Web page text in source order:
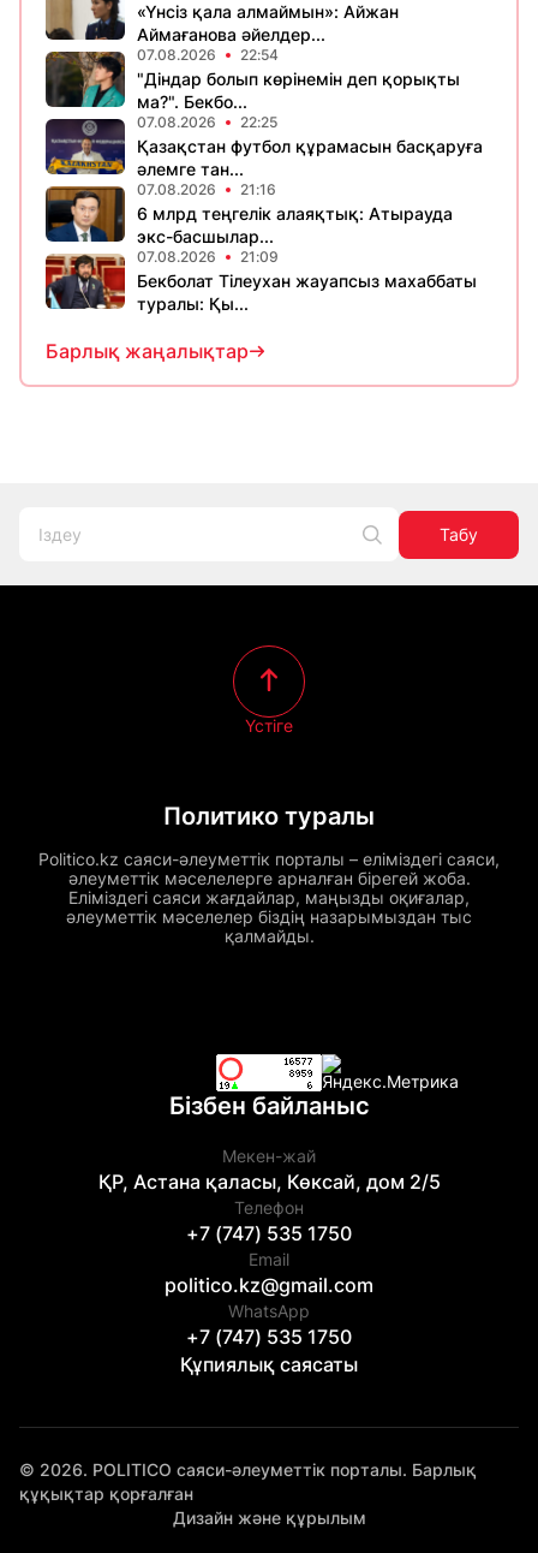
«Үнсіз қала алмаймын»: Айжан
Аймағанова әйелдер...
07.08.2026 22:54
"Діндар болып көрінемін деп қорықты
ма?". Бекбо...
07.08.2026 22:25
Қазақстан футбол құрамасын басқаруға
әлемге тан...
07.08.2026 21:16
6 млрд теңгелік алаяқтық: Атырауда
экс-басшылар...
07.08.2026 21:09
Бекболат Тілеухан жауапсыз махаббаты
туралы: Қы...
Барлық жаңалықтар
Табу
Политико туралы
Politico.kz саяси-әлеуметтік порталы – еліміздегі саяси,
әлеуметтік мәселелерге арналған бірегей жоба.
Еліміздегі саяси жағдайлар, маңызды оқиғалар,
әлеуметтік мәселелер біздің назарымыздан тыс
қалмайды.
Үстіге
Бізбен байланыс
Мекен-жай
ҚР, Астана қаласы, Көксай, дом 2/5
Телефон
+7 (747) 535 1750
Email
politico.kz@gmail.com
WhatsApp
+7 (747) 535 1750
Құпиялық саясаты
© 2026. POLITICO саяси-әлеуметтік порталы. Барлық
құқықтар қорғалған
Дизайн және құрылым